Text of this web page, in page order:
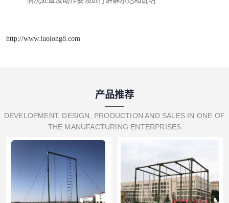
http://www.luolong8.com
产品推荐
DEVELOPMENT, DESIGN, PRODUCTION AND SALES IN ONE OF
THE MANUFACTURING ENTERPRISES